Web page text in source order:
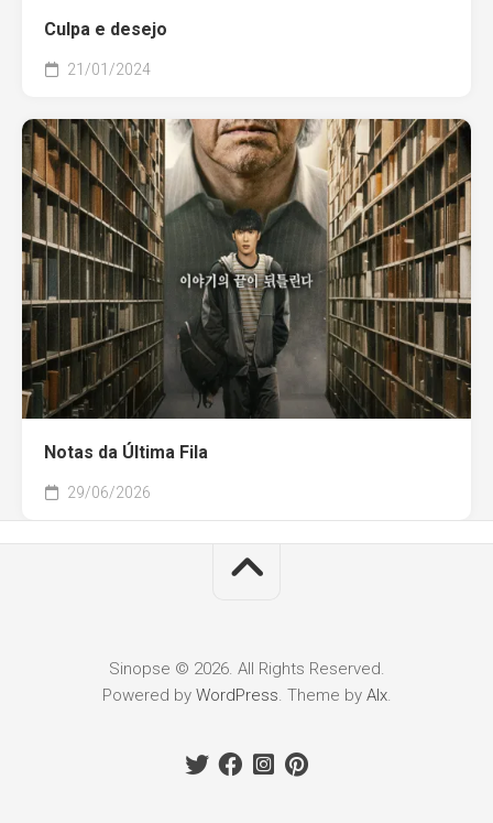
Culpa e desejo
21/01/2024
Notas da Última Fila
29/06/2026
Sinopse © 2026. All Rights Reserved.
Powered by WordPress. Theme by Alx.